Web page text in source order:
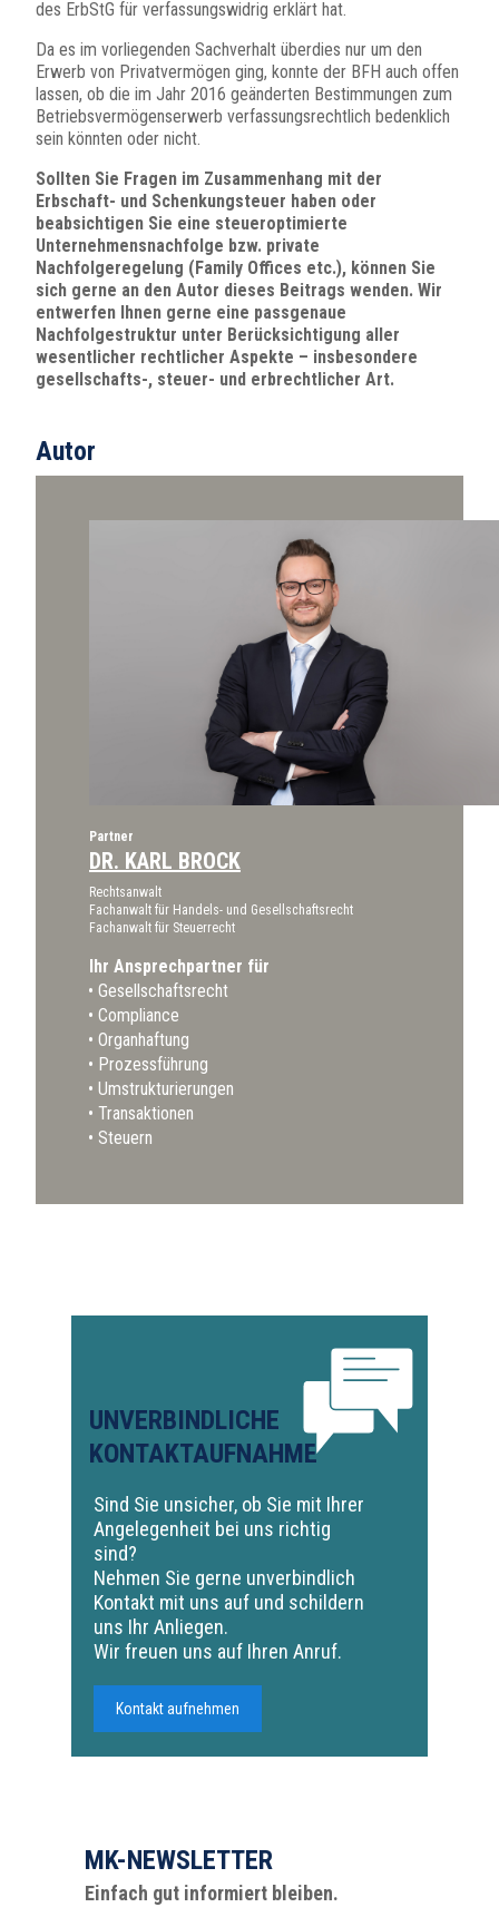
des ErbStG für verfassungswidrig erklärt hat.
Da es im vorliegenden Sachverhalt überdies nur um den
Erwerb von Privatvermögen ging, konnte der BFH auch offen
lassen, ob die im Jahr 2016 geänderten Bestimmungen zum
Betriebsvermögenserwerb verfassungsrechtlich bedenklich
sein könnten oder nicht.
Sollten Sie Fragen im Zusammenhang mit der
Erbschaft- und Schenkungsteuer haben oder
beabsichtigen Sie eine steueroptimierte
Unternehmensnachfolge bzw. private
Nachfolgeregelung (Family Offices etc.), können Sie
sich gerne an den Autor dieses Beitrags wenden. Wir
entwerfen Ihnen gerne eine passgenaue
Nachfolgestruktur unter Berücksichtigung aller
wesentlicher rechtlicher Aspekte – insbesondere
gesellschafts-, steuer- und erbrechtlicher Art.
Autor
Partner
DR. KARL BROCK
Rechtsanwalt
Fachanwalt für Handels- und Gesellschaftsrecht
Fachanwalt für Steuerrecht
Ihr Ansprechpartner für
Gesellschaftsrecht
Compliance
Organhaftung
Prozessführung
Umstrukturierungen
Transaktionen
Steuern
UNVERBINDLICHE
KONTAKTAUFNAHME
Sind Sie unsicher, ob Sie mit Ihrer
Angelegenheit bei uns richtig
sind?
Nehmen Sie gerne unverbindlich
Kontakt mit uns auf und schildern
uns Ihr Anliegen.
Wir freuen uns auf Ihren Anruf.
Kontakt aufnehmen
MK-NEWSLETTER
Einfach gut informiert bleiben.